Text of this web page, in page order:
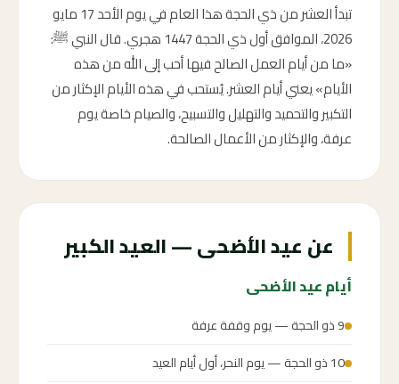
تبدأ العشر من ذي الحجة هذا العام في يوم الأحد 17 مايو
2026، الموافق أول ذي الحجة 1447 هجري. قال النبي ﷺ:
«ما من أيام العمل الصالح فيها أحب إلى الله من هذه
الأيام» يعني أيام العشر. يُستحب في هذه الأيام الإكثار من
التكبير والتحميد والتهليل والتسبيح، والصيام خاصة يوم
عرفة، والإكثار من الأعمال الصالحة.
عن عيد الأضحى — العيد الكبير
أيام عيد الأضحى
9 ذو الحجة — يوم وقفة عرفة
10 ذو الحجة — يوم النحر، أول أيام العيد